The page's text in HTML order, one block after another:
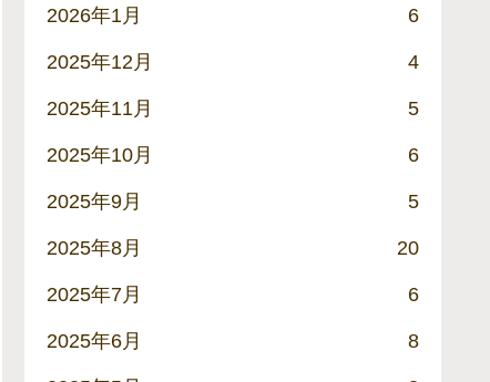
2026年1月 6
2025年12月 4
2025年11月 5
2025年10月 6
2025年9月 5
2025年8月 20
2025年7月 6
2025年6月 8